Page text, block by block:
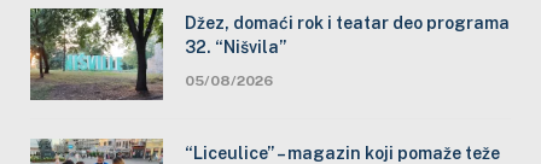
Džez, domaći rok i teatar deo programa
32. “Nišvila”
05/08/2026
“Liceulice” – magazin koji pomaže teže